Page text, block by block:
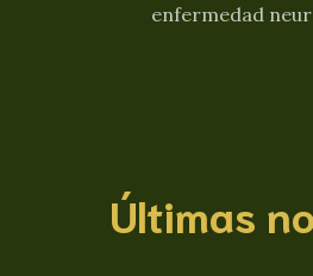
enfermedad
Últimas